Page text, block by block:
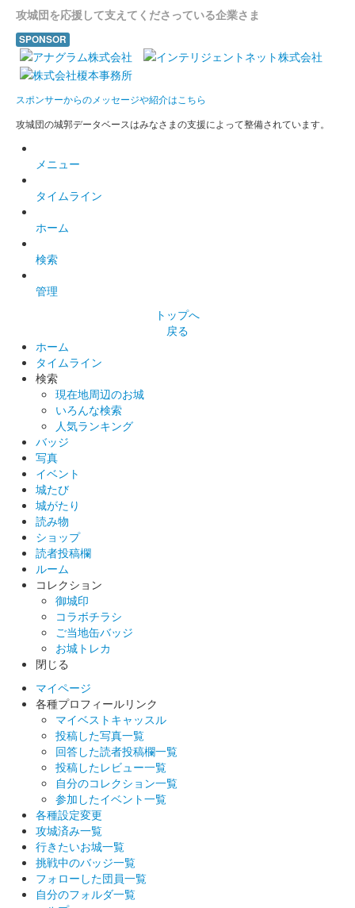
攻城団を応援して支えてくださっている企業さま
SPONSOR
スポンサーからのメッセージや紹介はこちら
攻城団の城郭データベースはみなさまの支援によって整備されています。
メニュー
タイムライン
ホーム
検索
管理
トップへ
戻る
ホーム
タイムライン
検索
現在地周辺のお城
いろんな検索
人気ランキング
バッジ
写真
イベント
城たび
城がたり
読み物
ショップ
読者投稿欄
ルーム
コレクション
御城印
コラボチラシ
ご当地缶バッジ
お城トレカ
閉じる
マイページ
各種プロフィールリンク
マイベストキャッスル
投稿した写真一覧
回答した読者投稿欄一覧
投稿したレビュー一覧
自分のコレクション一覧
参加したイベント一覧
各種設定変更
攻城済み一覧
行きたいお城一覧
挑戦中のバッジ一覧
フォローした団員一覧
自分のフォルダ一覧